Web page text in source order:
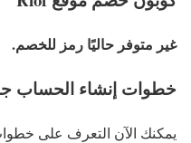
غير متوفر حاليًا رمز للخصم.
خطوات إنشاء الحساب
يمكنك الآن التعرف على